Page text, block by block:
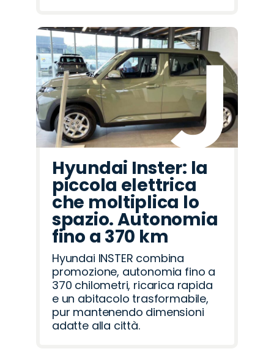
Hyundai Inster: la
piccola elettrica
che moltiplica lo
spazio. Autonomia
fino a 370 km
Hyundai INSTER combina
promozione, autonomia fino a
370 chilometri, ricarica rapida
e un abitacolo trasformabile,
pur mantenendo dimensioni
adatte alla città.